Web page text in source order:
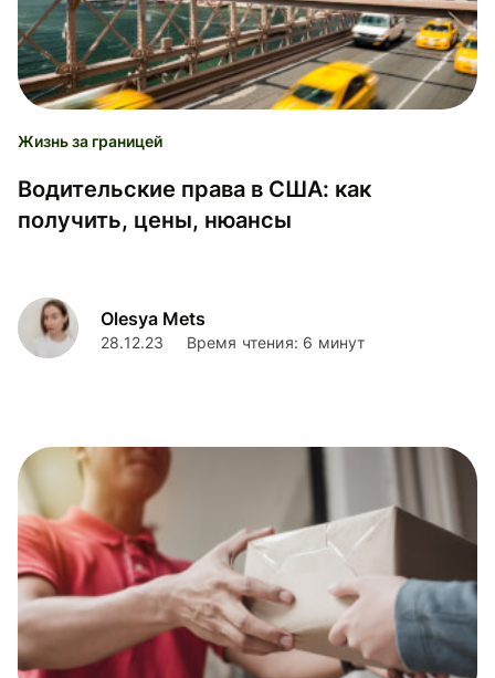
Жизнь за границей
Водительские права в США: как
получить, цены, нюансы
Olesya Mets
28.12.23 Время чтения: 6 минут